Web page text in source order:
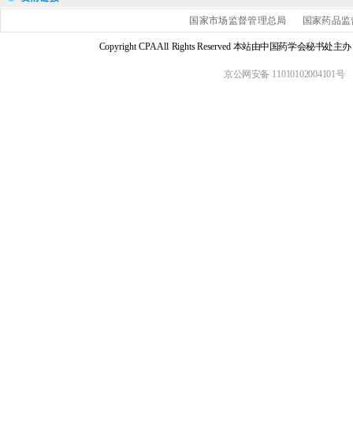
国家市场监督管理总局 国家药品
Copyright CPA All Rights Reserved 本站由中国药学会秘书处主
京公网安备 11010102004101号